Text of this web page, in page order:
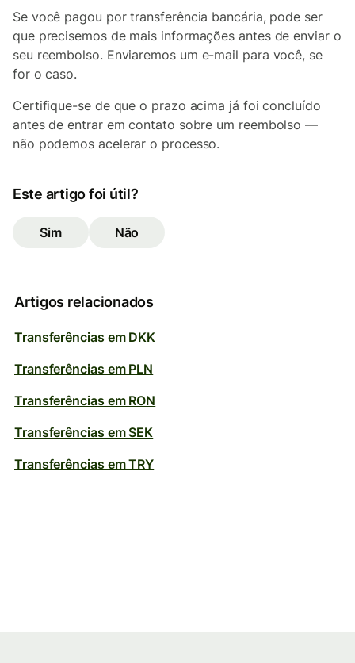
Se você pagou por transferência bancária, pode ser
que precisemos de mais informações antes de enviar o
seu reembolso. Enviaremos um e-mail para você, se
for o caso.
Certifique-se de que o prazo acima já foi concluído
antes de entrar em contato sobre um reembolso —
não podemos acelerar o processo.
Este artigo foi útil?
Sim Não
Artigos relacionados
Transferências em DKK
Transferências em PLN
Transferências em RON
Transferências em SEK
Transferências em TRY